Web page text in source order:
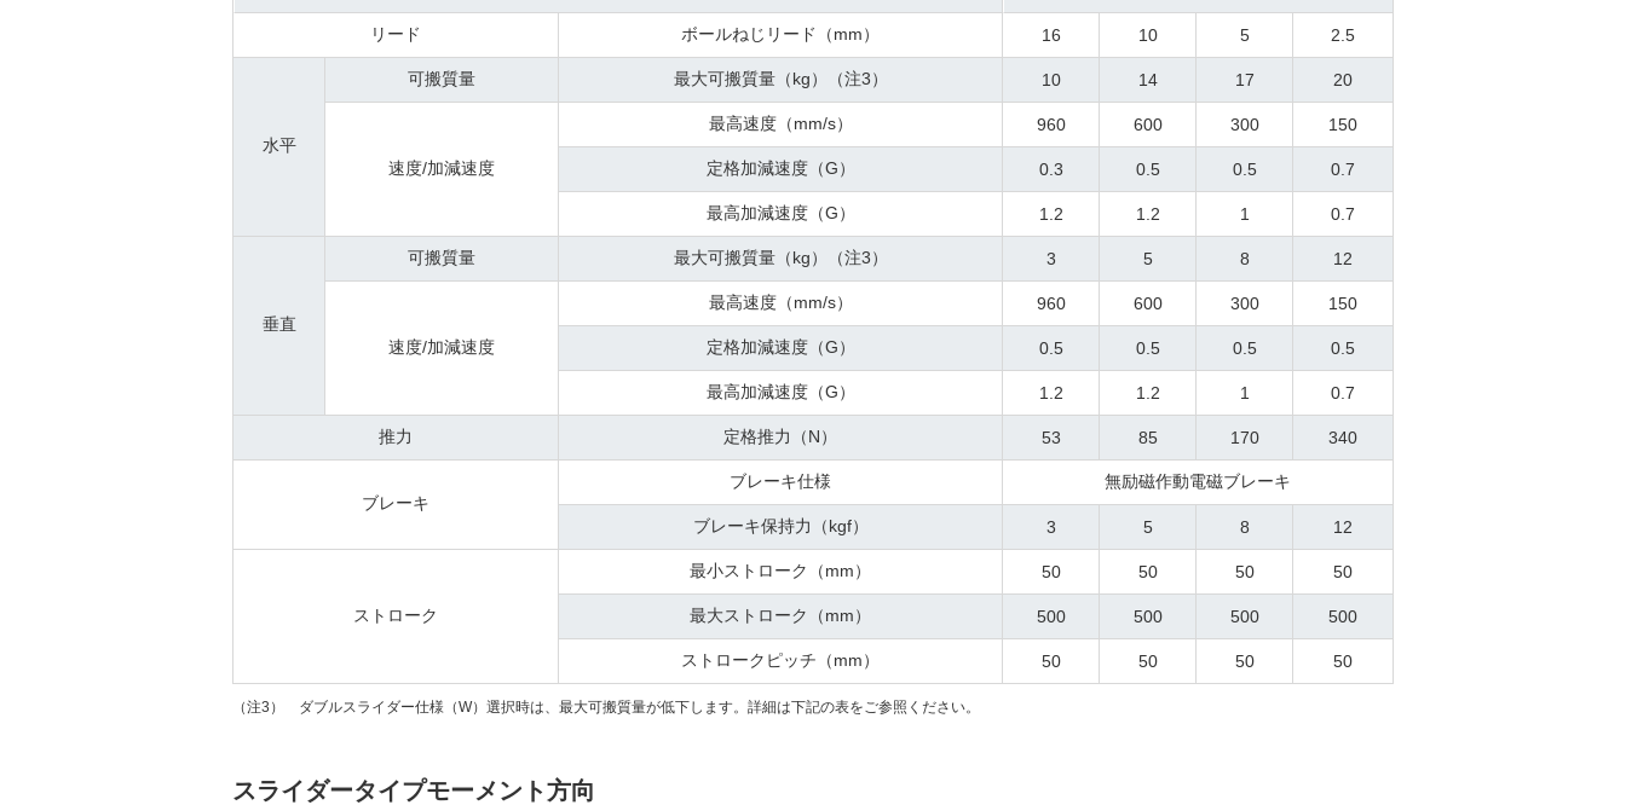
リード ボールねじリード（mm） 16 10 5 2.5
水平
可搬質量 最大可搬質量（kg）（注3） 10 14 17 20
速度/加減速度
最高速度（mm/s） 960 600 300 150
定格加減速度（G） 0.3 0.5 0.5 0.7
最高加減速度（G） 1.2 1.2 1 0.7
垂直
可搬質量 最大可搬質量（kg）（注3） 3 5 8 12
速度/加減速度
最高速度（mm/s） 960 600 300 150
定格加減速度（G） 0.5 0.5 0.5 0.5
最高加減速度（G） 1.2 1.2 1 0.7
推力 定格推力（N） 53 85 170 340
ブレーキ
ブレーキ仕様 無励磁作動電磁ブレーキ
ブレーキ保持力（kgf） 3 5 8 12
ストローク
最小ストローク（mm） 50 50 50 50
最大ストローク（mm） 500 500 500 500
ストロークピッチ（mm） 50 50 50 50
（注3） ダブルスライダー仕様（W）選択時は、最大可搬質量が低下します。詳細は下記の表をご参照ください。
スライダータイプモーメント方向